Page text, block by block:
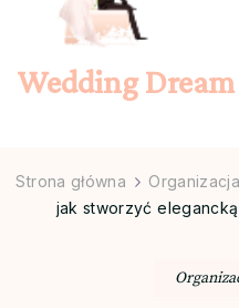
Wedding Dream
Strona główna
jak stworzyć